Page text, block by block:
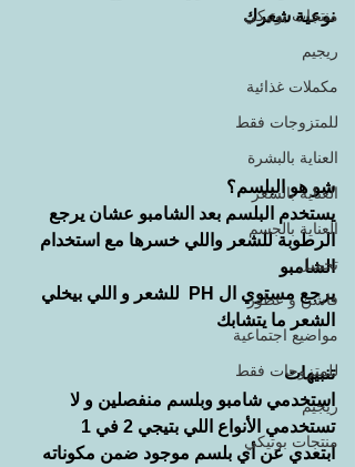
منتجات بوتيكي
ريجيم
مكملات غذائية
للمتزوجات فقط
العناية بالبشرة
العناية بالشعر
العناية بالجسم
تجميل
فاشن و عطور
مواضيع اجتماعية
للمتزوجات فقط
ريجيم
منتجات بوتيكي
نوعية شعرك
شو هو البلسم؟
يستخدم البلسم بعد الشامبو عشان يرجع
الرطوبة للشعر واللي خسرها مع استخدام
الشامبو
يرجع مستوي ال PH  للشعر و اللي بيخلي
الشعر ما يتشابك
تنبيهات
استخدمي شامبو وبلسم منفصلين و لا
تستخدمي الأنواع اللي بتيجي 2 في 1
ابتعدي عن أي بلسم موجود ضمن مكوناته